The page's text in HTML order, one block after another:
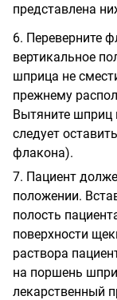
представлена
6. Переверните
вертикальное
шприца не
прежнему
Вытяните
следует
флакона).
7. Пациент
положении.
полость
поверхности
раствора
на поршень
лекарственный